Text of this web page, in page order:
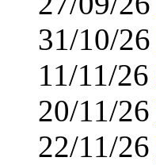
31/10/26
11/11/26
20/11/26
22/11/26